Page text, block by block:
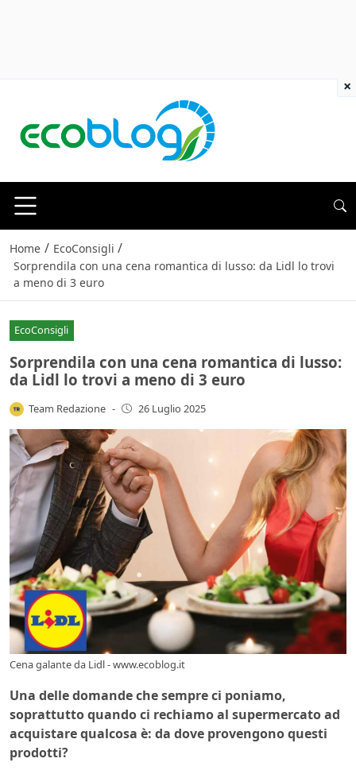
Home / EcoConsigli /
Sorprendila con una cena romantica di lusso: da Lidl lo trovi
a meno di 3 euro
EcoConsigli
Sorprendila con una cena romantica di lusso:
da Lidl lo trovi a meno di 3 euro
Team Redazione - 26 Luglio 2025
Cena galante da Lidl - www.ecoblog.it
Una delle domande che sempre ci poniamo,
soprattutto quando ci rechiamo al supermercato ad
acquistare qualcosa è: da dove provengono questi
prodotti?
×